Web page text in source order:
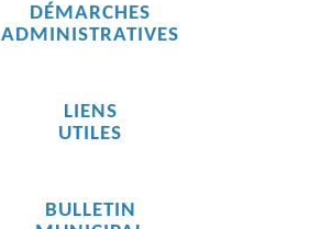
DÉMARCHES
ADMINISTRATIVES
LIENS
UTILES
BULLETIN